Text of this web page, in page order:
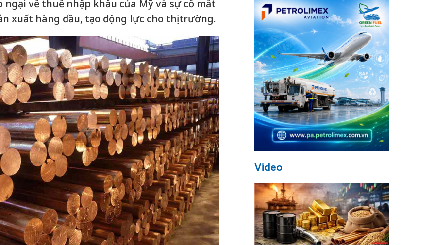
về thuế nhập khẩu của Mỹ và sự cố mất
xuất hàng đầu, tạo động lực cho thị trường.
Video